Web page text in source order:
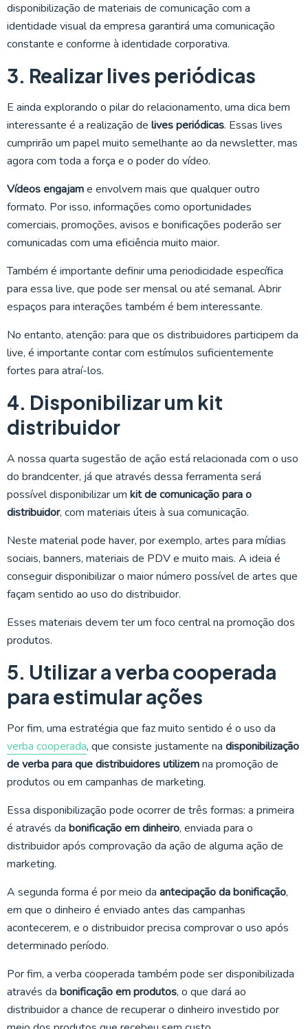
disponibilização de materiais de comunicação com a
identidade visual da empresa garantirá uma comunicação
constante e conforme à identidade corporativa.
3. Realizar lives periódicas
E ainda explorando o pilar do relacionamento, uma dica bem
interessante é a realização de lives periódicas. Essas lives
cumprirão um papel muito semelhante ao da newsletter, mas
agora com toda a força e o poder do vídeo.
Vídeos engajame envolvem mais que qualquer outro
formato. Por isso, informações como oportunidades
comerciais, promoções, avisos e bonificações poderão ser
comunicadas com uma eficiência muito maior.
Também é importante definir uma periodicidade específica
para essa live, que pode ser mensal ou até semanal. Abrir
espaços para interações também é bem interessante.
No entanto, atenção: para que os distribuidores participem da
live, é importante contar com estímulos suficientemente
fortes para atraí-los.
4. Disponibilizar um kit
distribuidor
A nossa quarta sugestão de ação está relacionada com o uso
do brandcenter, já que através dessa ferramenta será
possível disponibilizar um kit de comunicação para o
distribuidor, com materiais úteis à sua comunicação.
Neste material pode haver, por exemplo, artes para mídias
sociais, banners, materiais de PDV e muito mais. A ideia é
conseguir disponibilizar o maior número possível de artes que
façam sentido ao uso do distribuidor.
Esses materiais devem ter um foco central na promoção dos
produtos.
5. Utilizar a verba cooperada
para estimular ações
Por fim, uma estratégia que faz muito sentido é o uso da
verba cooperada, que consiste justamente na disponibilização
de verba para que distribuidores utilizemna promoção de
produtos ou em campanhas de marketing.
Essa disponibilização pode ocorrer de três formas: a primeira
é através da bonificação em dinheiro, enviada para o
distribuidor após comprovação da ação de alguma ação de
marketing.
A segunda forma é por meio da antecipação da bonificação,
em que o dinheiro é enviado antes das campanhas
acontecerem, e o distribuidor precisa comprovar o uso após
determinado período.
Por fim, a verba cooperada também pode ser disponibilizada
através da bonificação em produtos, o que dará ao
distribuidor a chance de recuperar o dinheiro investido por